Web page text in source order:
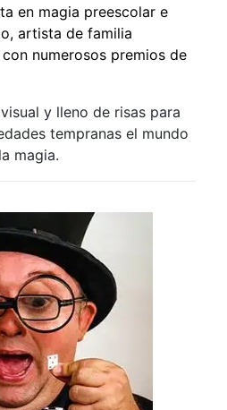
en magia preescolar e
artista de familia
numerosos premios de
y lleno de risas para
tempranas el mundo
magia.